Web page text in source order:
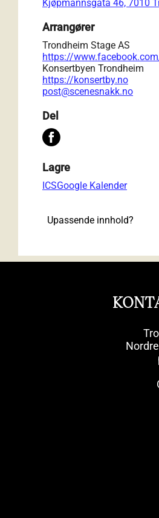
Kjøpmannsgata 46, 7010
Arrangører
Trondheim Stage AS
https://
Konsertbyen Trondheim
https://konsertby.no
post@scenesnakk.no
Del
Lagre
ICSGoogle Kalender
Upassende innhold?